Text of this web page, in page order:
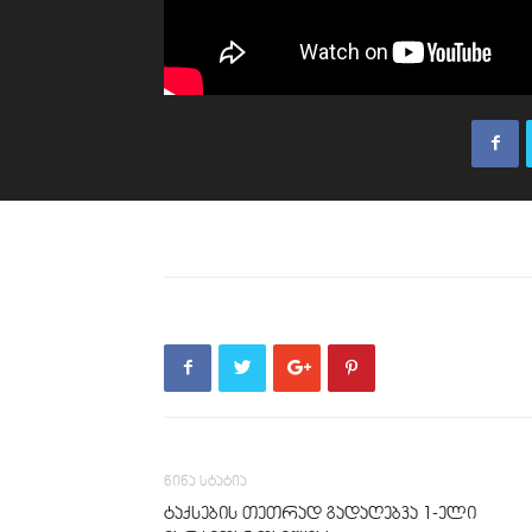
წინა სტატია
ტაქსების თეთრად გადაღებვა 1-ელი